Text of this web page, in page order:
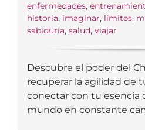
enfermedades,
historia, imaginar, límites,
sabiduría, salud, viajar
Descubre el poder del
recuperar la agilidad de
conectar con tu esencia
mundo en constante